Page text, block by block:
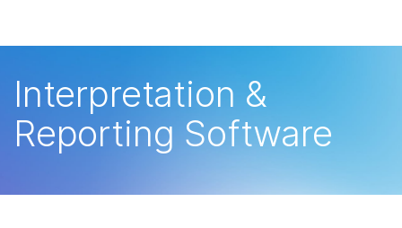
学习
支持
Interpretation &
Reporting Software
癌症研究
微生物学
农业基因组学
生殖健康
遗传病和罕见病